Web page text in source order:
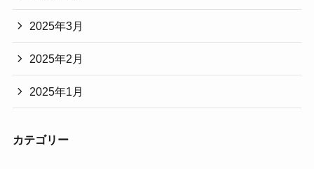
2025年3月
2025年2月
2025年1月
カテゴリー